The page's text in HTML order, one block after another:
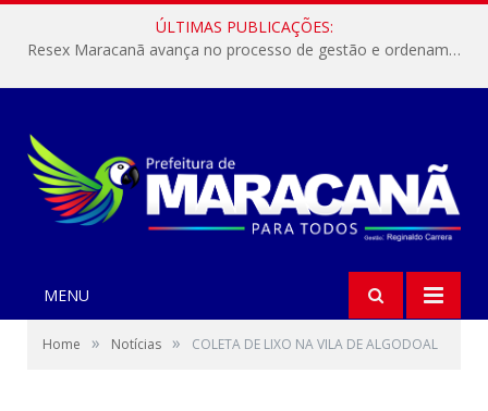
ÚLTIMAS PUBLICAÇÕES:
Resex Maracanã avança no processo de gestão e ordenamento do turismo em nossas áreas protegidas.
MENU
Home » Notícias » COLETA DE LIXO NA VILA DE ALGODOAL